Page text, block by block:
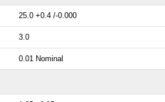
25.0 +0.4 /-0.000
3.0
0.01 Nominal